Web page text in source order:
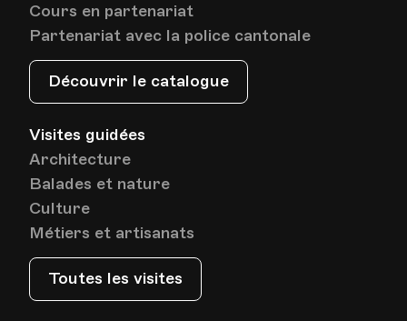
HEP - Haute Ecole Pédagogique - Salle 717
Date08.01.2026
Lieu1005, Lausanne
Av. de Cour 33
Cours en partenariat
Partenariat avec la police cantonale
Découvrir le catalogue
Visites guidées
Architecture
Balades et nature
Culture
Métiers et artisanats
Toutes les visites